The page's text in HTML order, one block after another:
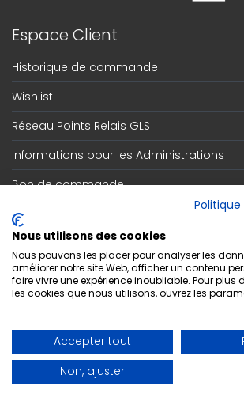
Espace Client
Historique de commande
Wishlist
Réseau Points Relais GLS
Informations pour les Administrations
Bon de commande
Information
Qui sommes nous
Découvrez notre magasin
Respect de la vie privée
Conditions générales de vente
Nous utilisons des cookies
Nous pouvons les placer pour analyser les
améliorer notre site Web, afficher un contenu
faire vivre une expérience inoubliable. Pour plus
les cookies que nous utilisons, ouvrez les
Accepter tout
Non, ajuster